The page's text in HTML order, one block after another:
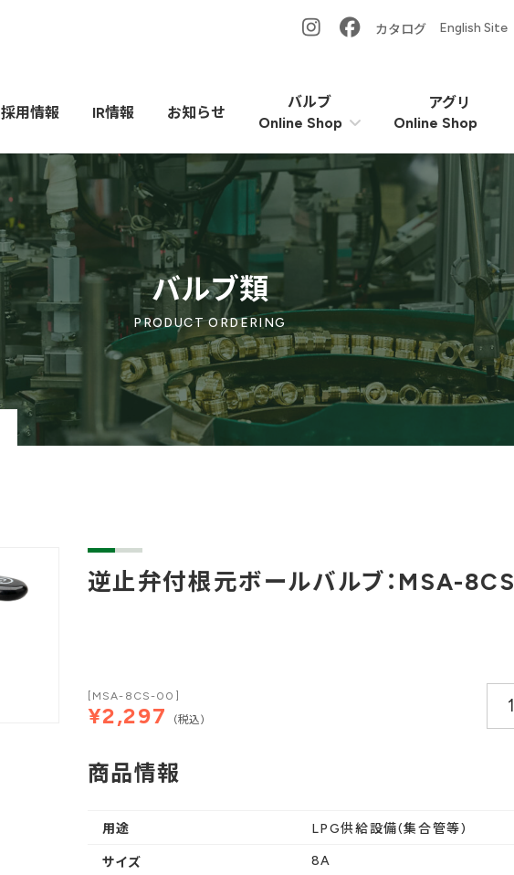
カタログ English Site
採用情報 IR情報 お知らせ
バルブ
Online Shop
アグリ
Online Shop
バルブ類
PRODUCT ORDERING
逆止弁付根元ボールバルブ：MSA-8CS
[MSA-8CS-00]
¥2,297 (税込)
商品情報
用途 LPG供給設備(集合管等)
サイズ 8A